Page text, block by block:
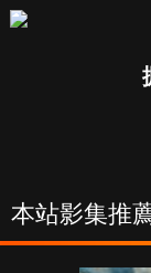
本站影集推